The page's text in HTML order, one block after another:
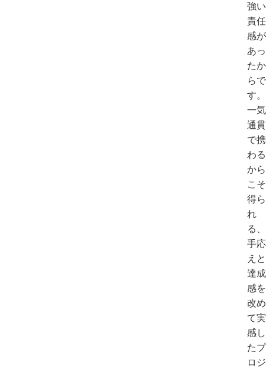
強い
責任
感が
あっ
たか
らで
す。
一気
通貫
で携
わる
から
こそ
得ら
れ
る、
手応
えと
達成
感を
改め
て実
感し
たプ
ロジ